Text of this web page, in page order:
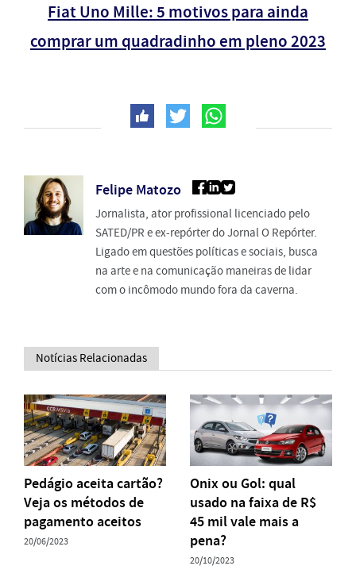
Fiat Uno Mille: 5 motivos para ainda
comprar um quadradinho em pleno 2023
Felipe Matozo
Jornalista, ator profissional licenciado pelo
SATED/PR e ex-repórter do Jornal O Repórter.
Ligado em questões políticas e sociais, busca
na arte e na comunicação maneiras de lidar
com o incômodo mundo fora da caverna.
Notícias Relacionadas
Pedágio aceita cartão?
Veja os métodos de
pagamento aceitos
20/06/2023
Onix ou Gol: qual
usado na faixa de R$
45 mil vale mais a
pena?
20/10/2023